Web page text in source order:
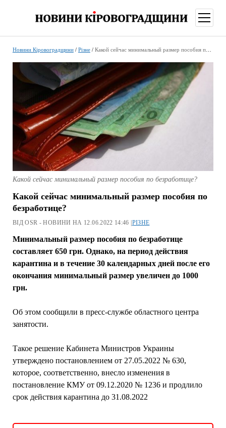
меню
Новини Кіровоградщини/ Різне/ Какой сейчас минимальный размер пособия по безработице?
Какой сейчас минимальный размер пособия по безработице?
Какой сейчас минимальный размер пособия по
безработице?
ВІД OSR - НОВИНИ НА 12.06.2022 14:46 |РІЗНЕ
Минимальный размер пособия по безработице
составляет 650 грн. Однако, на период действия
карантина и в течение 30 календарных дней после его
окончания минимальный размер увеличен до 1000
грн.
Об этом сообщили в пресс-службе областного центра
занятости.
Такое решение Кабинета Министров Украины
утверждено постановлением от 27.05.2022 № 630,
которое, соответственно, внесло изменения в
постановление КМУ от 09.12.2020 № 1236 и продлило
срок действия карантина до 31.08.2022